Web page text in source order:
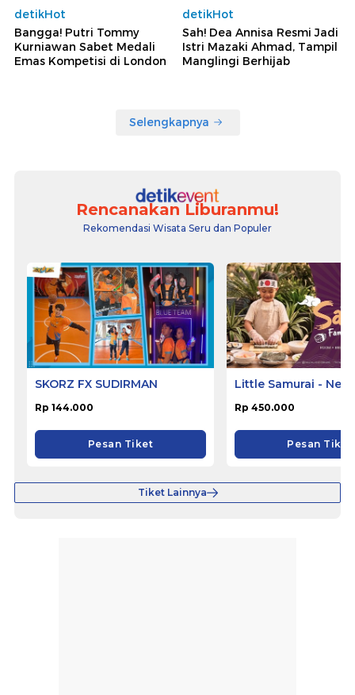
detikHot
Bangga! Putri Tommy
Kurniawan Sabet Medali
Emas Kompetisi di London
detikHot
Sah! Dea Annisa Resmi Jadi
Istri Mazaki Ahmad, Tampil
Manglingi Berhijab
Selengkapnya
Rencanakan Liburanmu!
Rekomendasi Wisata Seru dan Populer
SKORZ FX SUDIRMAN
Rp 144.000
Pesan Tiket
Little Samurai -
Rp 450.000
Pesan Tiket
Tiket Lainnya